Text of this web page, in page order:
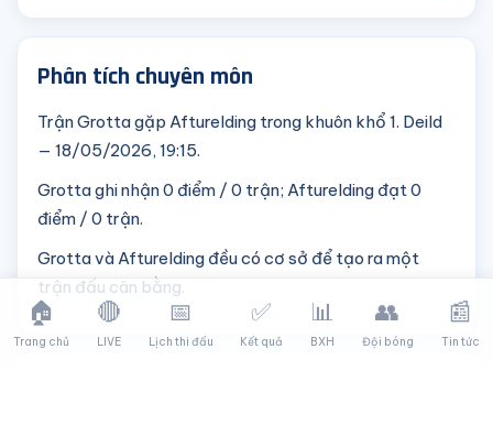
Phân tích chuyên môn
Trận Grotta gặp Afturelding trong khuôn khổ 1. Deild
— 18/05/2026, 19:15.
Grotta ghi nhận 0 điểm / 0 trận; Afturelding đạt 0
điểm / 0 trận.
Grotta và Afturelding đều có cơ sở để tạo ra một
trận đấu cân bằng.
🏠
Trang chủ
🔴
LIVE
📅
Lịch thi đấu
✅
Kết quả
📊
BXH
👥
Đội bóng
📰
Tin tức